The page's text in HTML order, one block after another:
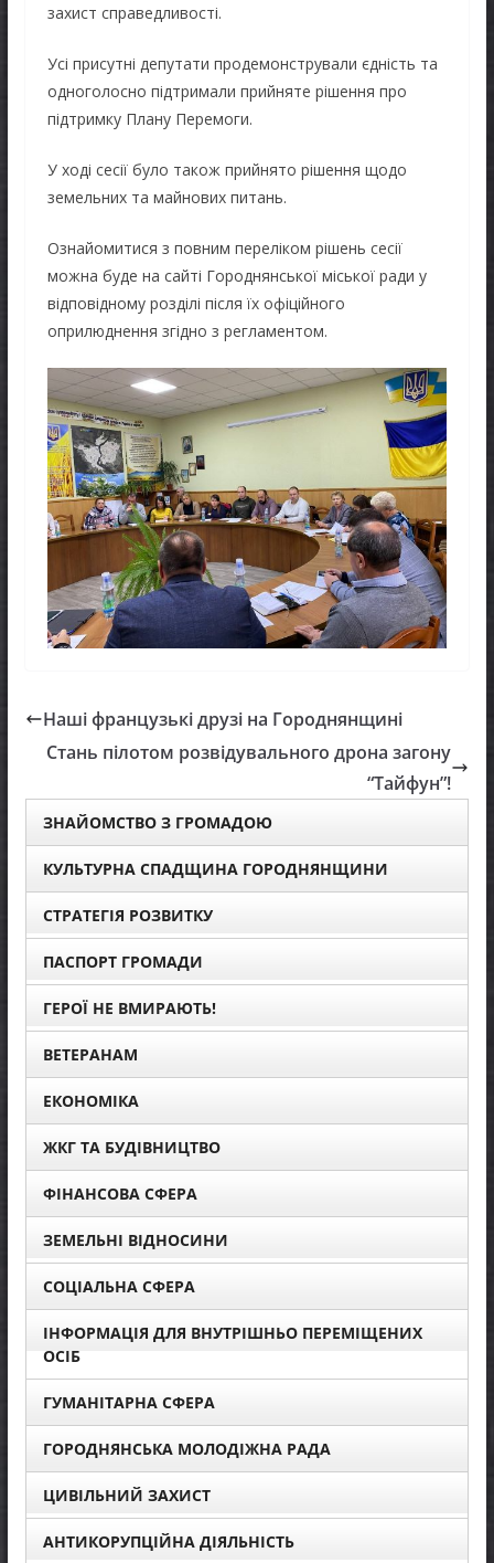
захист справедливості.
Усі присутні депутати продемонстрували єдність та
одноголосно підтримали прийняте рішення про
підтримку Плану Перемоги.
У ході сесії було також прийнято рішення щодо
земельних та майнових питань.
Ознайомитися з повним переліком рішень сесії
можна буде на сайті Городнянської міської ради у
відповідному розділі після їх офіційного
оприлюднення згідно з регламентом.
Наші французькі друзі на Городнянщині
Стань пілотом розвідувального дрона загону
“Тайфун”!
ЗНАЙОМСТВО З ГРОМАДОЮ
КУЛЬТУРНА СПАДЩИНА ГОРОДНЯНЩИНИ
СТРАТЕГІЯ РОЗВИТКУ
ПАСПОРТ ГРОМАДИ
ГЕРОЇ НЕ ВМИРАЮТЬ!
ВЕТЕРАНАМ
ЕКОНОМІКА
ЖКГ ТА БУДІВНИЦТВО
ФІНАНСОВА СФЕРА
ЗЕМЕЛЬНІ ВІДНОСИНИ
СОЦІАЛЬНА СФЕРА
ІНФОРМАЦІЯ ДЛЯ ВНУТРІШНЬО ПЕРЕМІЩЕНИХ
ОСІБ
ГУМАНІТАРНА СФЕРА
ГОРОДНЯНСЬКА МОЛОДІЖНА РАДА
ЦИВІЛЬНИЙ ЗАХИСТ
АНТИКОРУПЦІЙНА ДІЯЛЬНІСТЬ